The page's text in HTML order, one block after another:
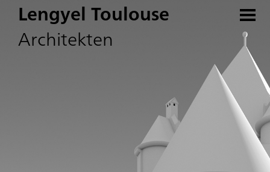
Lengyel Toulouse
Architekten